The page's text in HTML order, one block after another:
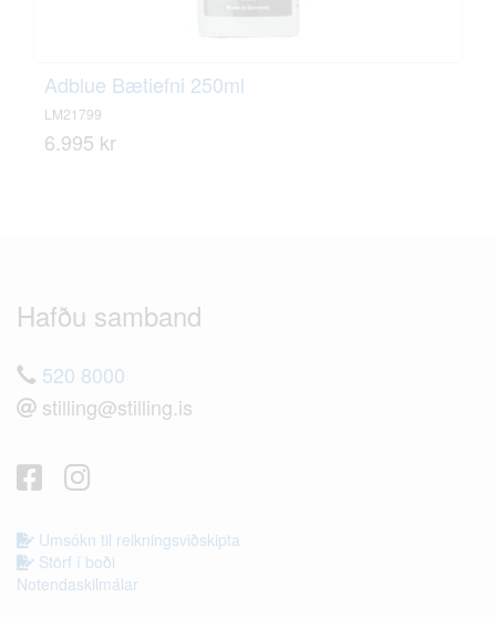
Adblue Bætiefni 250ml
LM21799
6.995 kr
Hafðu samband
520 8000
stilling@stilling.is
Umsókn til reikningsviðskipta
Störf í boði
Notendaskilmálar